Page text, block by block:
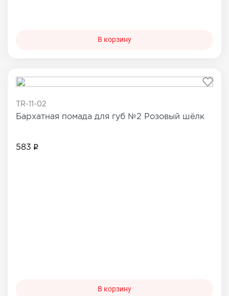
В корзину
TR-11-02
Бархатная помада для губ №2 Розовый шёлк
583
В корзину